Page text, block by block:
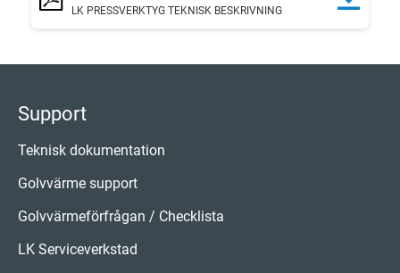
LK PRESSVERKTYG TEKNISK BESKRIVNING
Support
Teknisk dokumentation
Golvvärme support
Golvvärmeförfrågan / Checklista
LK Serviceverkstad